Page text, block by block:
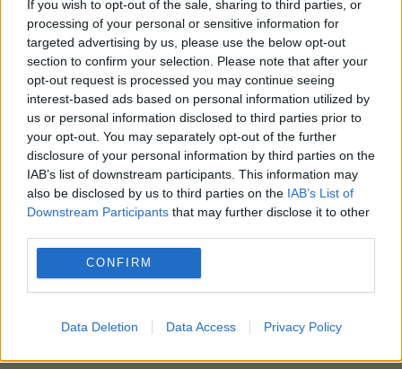
If you wish to opt-out of the sale, sharing to third parties, or
processing of your personal or sensitive information for
targeted advertising by us, please use the below opt-out
section to confirm your selection. Please note that after your
opt-out request is processed you may continue seeing
interest-based ads based on personal information utilized by
us or personal information disclosed to third parties prior to
your opt-out. You may separately opt-out of the further
disclosure of your personal information by third parties on the
IAB’s list of downstream participants. This information may
also be disclosed by us to third parties on the IAB’s List of
Downstream Participants that may further disclose it to other
CONFIRM
Data Deletion Data Access Privacy Policy